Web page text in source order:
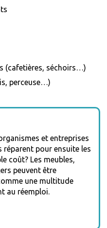
(cafetières, séchoirs…)
perceuse…)
et entreprises
réparent pour ensuite les
coût? Les meubles,
peuvent être
une multitude
au réemploi.